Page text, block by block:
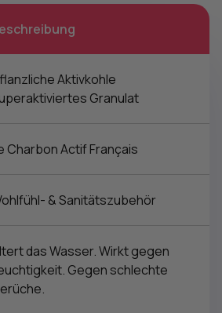
Aktivkohle
Granulat
Charbon Actif Français
& Sanitätszubehör
das Wasser. Wirkt gegen
Gegen schlechte